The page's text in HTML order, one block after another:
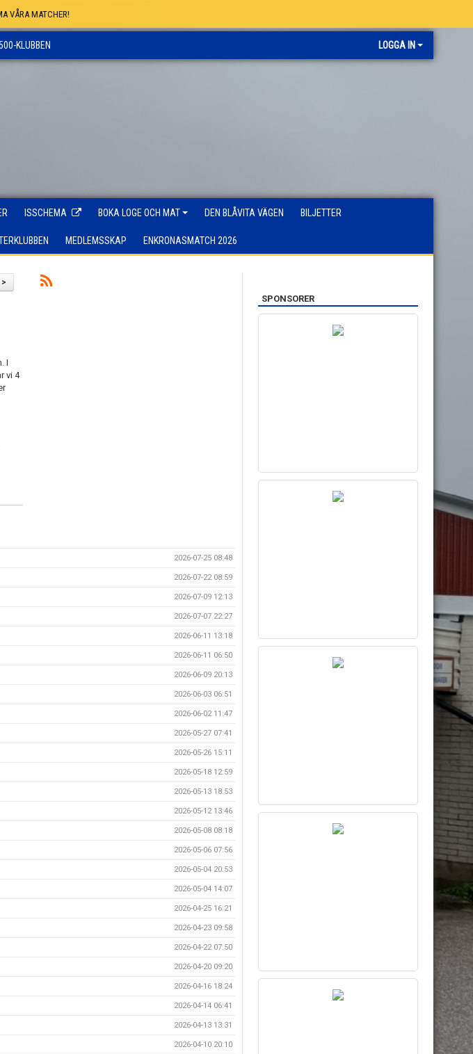
VÅRA MATCHER!
KLUBBEN LOGGA IN
ISSCHEMA BOKA LOGE OCH MAT DEN BLÅVITA VÄGEN BILJETTER
MEDLEMSSKAP ENKRONASMATCH 2026
>
I
vi 4
2026-07-25 08:48
2026-07-22 08:59
2026-07-09 12:13
2026-07-07 22:27
2026-06-11 13:18
2026-06-11 06:50
2026-06-09 20:13
2026-06-03 06:51
2026-06-02 11:47
2026-05-27 07:41
2026-05-26 15:11
2026-05-18 12:59
2026-05-13 18:53
2026-05-12 13:46
2026-05-08 08:18
2026-05-06 07:56
2026-05-04 20:53
2026-05-04 14:07
2026-04-25 16:21
2026-04-23 09:58
2026-04-22 07:50
2026-04-20 09:20
2026-04-16 18:24
2026-04-14 06:41
2026-04-13 13:31
2026-04-10 20:10
SPONSORER